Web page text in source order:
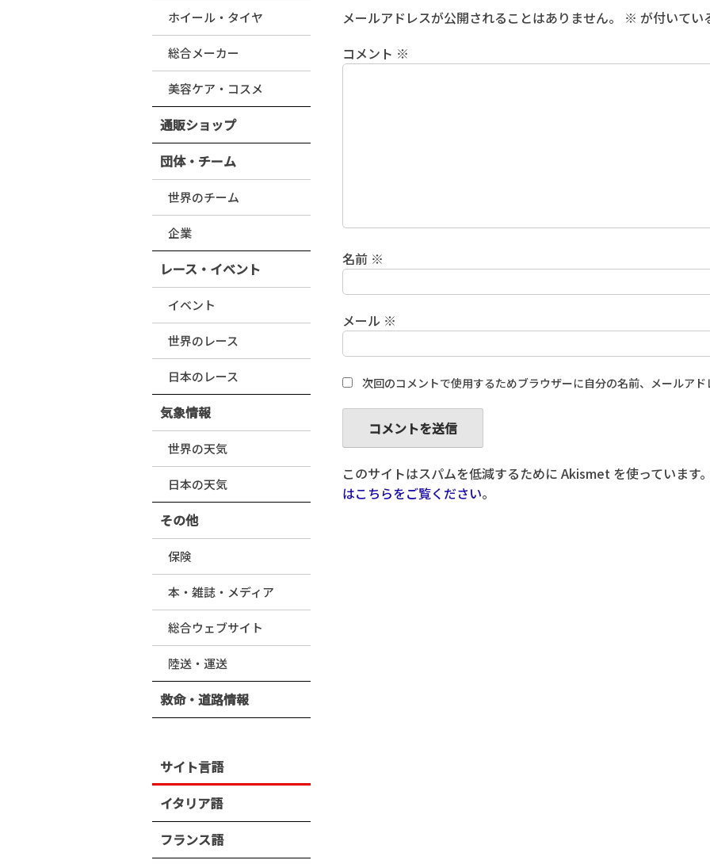
メールアドレスが公開されることはありません。 ※ が付いてい
コメント ※
名前 ※
メール ※
次回のコメントで使用するためブラウザーに自分の名前、メールアド
このサイトはスパムを低減するために Akismet を使っています。
はこちらをご覧ください。
ホイール・タイヤ
総合メーカー
美容ケア・コスメ
通販ショップ
団体・チーム
世界のチーム
企業
レース・イベント
イベント
世界のレース
日本のレース
気象情報
世界の天気
日本の天気
その他
保険
本・雑誌・メディア
総合ウェブサイト
陸送・運送
救命・道路情報
サイト言語
イタリア語
フランス語